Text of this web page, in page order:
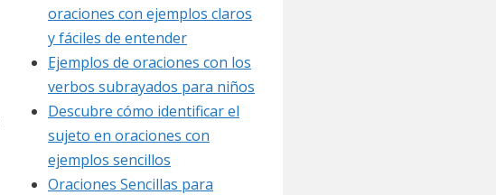
oraciones con ejemplos claros
y fáciles de entender
Ejemplos de oraciones con los
verbos subrayados para niños
Descubre cómo identificar el
sujeto en oraciones con
ejemplos sencillos
Oraciones Sencillas para